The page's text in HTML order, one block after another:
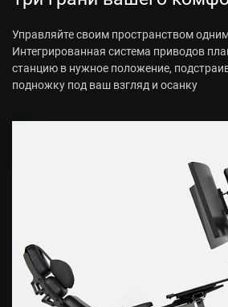
Управляйте своим пространством
Интегрированная система приводов
станцию в нужное положение,
подножку под ваш взгляд и осанку